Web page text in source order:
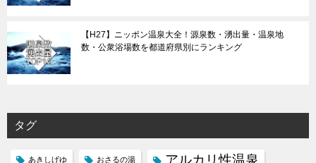
【H27】ニッポン温泉大全！源泉数・湧出量・温泉地
数・公衆浴場数を都道府県別にランキング
タグ
あきしげゆ おさるの湯 アルカリ性温泉